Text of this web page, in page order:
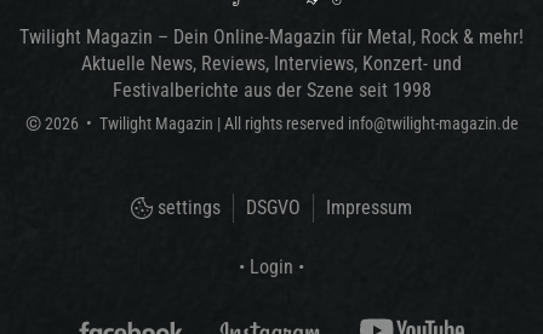
Twilight Magazin – Dein Online-Magazin für Metal, Rock & mehr!
Aktuelle News, Reviews, Interviews, Konzert- und
Festivalberichte aus der Szene seit 1998
© 2026 • Twilight Magazin | All rights reserved info@twilight-magazin.de
settings DSGVO Impressum
• Login •